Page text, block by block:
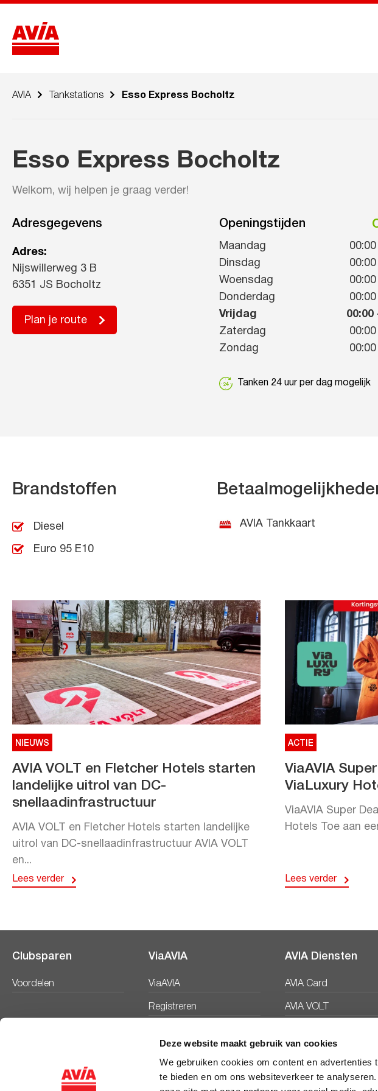
Deze website maakt gebruik van cookies
We gebruiken cookies om content en
te bieden en om ons websiteverkeer te
AVIA Tankstations Esso Express Bocholtz
Esso Express Bocholtz
Welkom, wij helpen je graag verder!
Adresgegevens
Adres:
Nijswillerweg 3 B
6351 JS Bocholtz
Plan je route
Openingstijden
Maandag 00:00
Dinsdag
00:00
Woensdag
00:00
Donderdag
00:00
Vrijdag
00:00
Zaterdag
00:00
Zondag
00:00
Tanken 24 uur per dag mogelijk
Brandstoffen
Diesel
Euro 95 E10
AVIA Tankkaart
NIEUWS
AVIA VOLT en Fletcher Hotels starten
landelijke uitrol van DC-
snellaadinfrastructuur
AVIA VOLT en Fletcher Hotels starten landelijke
uitrol van DC-snellaadinfrastructuur AVIA VOLT
en...
Lees verder
ACTIE
ViaAVIA
ViaLuxury
ViaAVIA Super
Hotels Toe aan
Lees verder
Clubsparen
Voordelen
ViaAVIA
ViaAVIA
Registreren
AVIA Diensten
AVIA Card
AVIA VOLT